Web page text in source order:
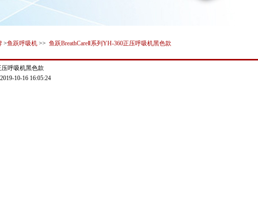
>鱼跃呼吸机 >> 鱼跃BreathCareⅡ系列YH-360正压呼吸机黑色款
压呼吸机黑色款
10-16 16:05:24